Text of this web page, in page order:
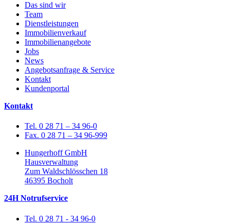
Das sind wir
Team
Dienstleistungen
Immobilienverkauf
Immobilienangebote
Jobs
News
Angebotsanfrage & Service
Kontakt
Kundenportal
Kontakt
Tel. 0 28 71 – 34 96-0
Fax. 0 28 71 – 34 96-999
Hungerhoff GmbH
Hausverwaltung
Zum Waldschlösschen 18
46395 Bocholt
24H Notrufservice
Tel. 0 28 71 - 34 96-0